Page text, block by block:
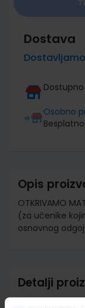
Dostava
Osobno
Besplatno
Opis
OTKRIVAMO
(za učenike
osnovnog
Detalji